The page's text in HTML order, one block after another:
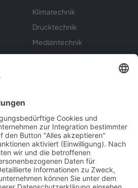
Klimatechnik
Drucktechnik
Medizintechnik
Sondermaschinenbau
Gerätebau
Servicecenter
Kontakt